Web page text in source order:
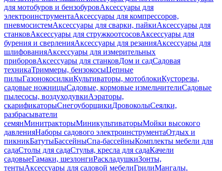
для мотобуров и бензобуровАксессуары для
электроинструментаАксессуары для компрессоров,
пневмосистемАксессуары для сварки, пайкиАксессуары для
станковАксессуары для стружкоотсосовАксессуары для
бурения и сверленияАксессуары для резанияАксессуары для
шлифованияАксессуары для измерительных
приборовАксессуары для станковДом и садСадовая
техникаТриммеры, бензокосыЦепные
пилыГазонокосилкиКультиваторы, мотоблокиКусторезы,
садовые ножницыСадовые, кормовые измельчителиСадовые
пылесосы, воздуходувкиАэраторы,
скарификаторыСнегоуборщикиДровоколыСеялки,
разбрасыватели
семянМинитракторыМиникультиваторыМойки высокого
давленияНаборы садового электроинструментаОтдых и
пикникБатутыБассейныСпа-бассейныКомплекты мебели для
садаСтолы для садаСтулья, кресла для садаКачели
садовыеГамаки, шезлонгиРаскладушкиЗонты,
тентыАксессуары для садовой мебелиГрилиМангалы,